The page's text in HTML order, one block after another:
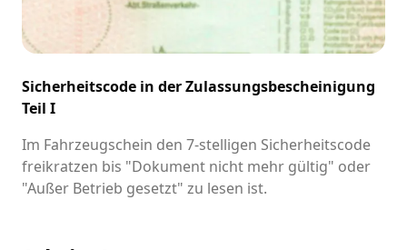
Sicherheitscode in der Zulassungsbescheinigung
Teil I
Im Fahrzeugschein den 7-stelligen Sicherheitscode
freikratzen bis "Dokument nicht mehr gültig" oder
"Außer Betrieb gesetzt" zu lesen ist.